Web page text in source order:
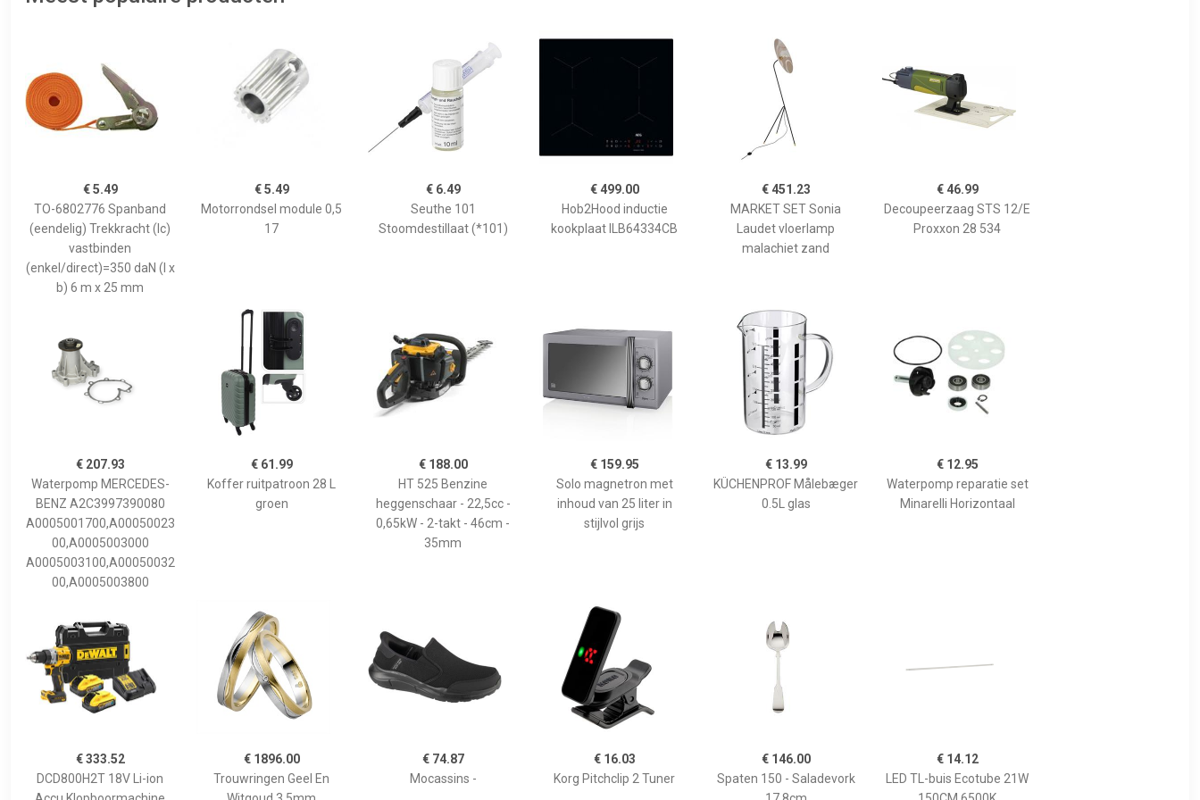
€ 5.49
TO-6802776 Spanband
(eendelig) Trekkracht (lc)
vastbinden
(enkel/direct)=350 daN (l x
b) 6 m x 25 mm
€ 5.49
Motorrondsel module 0,5
17
€ 6.49
Seuthe 101
Stoomdestillaat (*101)
€ 499.00
Hob2Hood inductie
kookplaat ILB64334CB
€ 451.23
MARKET SET Sonia
Laudet vloerlamp
malachiet zand
€ 46.99
Decoupeerzaag STS 12/E
Proxxon 28 534
€ 207.93
Waterpomp MERCEDES-
BENZ A2C3997390080
A0005001700,A00050023
00,A0005003000
A0005003100,A00050032
00,A0005003800
€ 61.99
Koffer ruitpatroon 28 L
groen
€ 188.00
HT 525 Benzine
heggenschaar - 22,5cc -
0,65kW - 2-takt - 46cm -
35mm
€ 159.95
Solo magnetron met
inhoud van 25 liter in
stijlvol grijs
€ 13.99
KÜCHENPROF Målebæger
0.5L glas
€ 12.95
Waterpomp reparatie set
Minarelli Horizontaal
€ 333.52
DCD800H2T 18V Li-ion
€ 1896.00
Trouwringen Geel En
€ 74.87
Mocassins -
€ 16.03
Korg Pitchclip 2 Tuner
€ 146.00
Spaten 150 - Saladevork
€ 14.12
LED TL-buis Ecotube 21W